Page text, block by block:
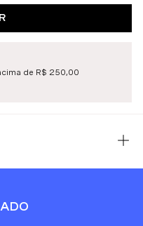
de R$ 250,00